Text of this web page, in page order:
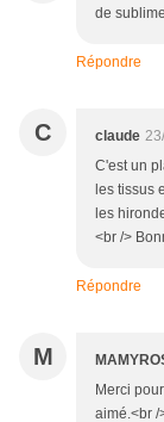
de
Répondre
C claude
C'est un
les tissus
les
<br />
Répondre
M
Merci
aimé.<br /